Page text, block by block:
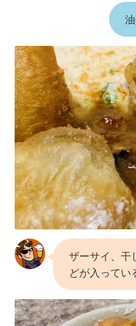
ザーサイ、干
どが入ってい